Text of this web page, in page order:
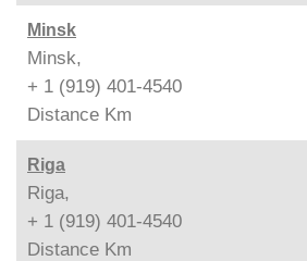
Minsk
Minsk,
+ 1 (919) 401-4540
Distance Km
Riga
Riga,
+ 1 (919) 401-4540
Distance Km